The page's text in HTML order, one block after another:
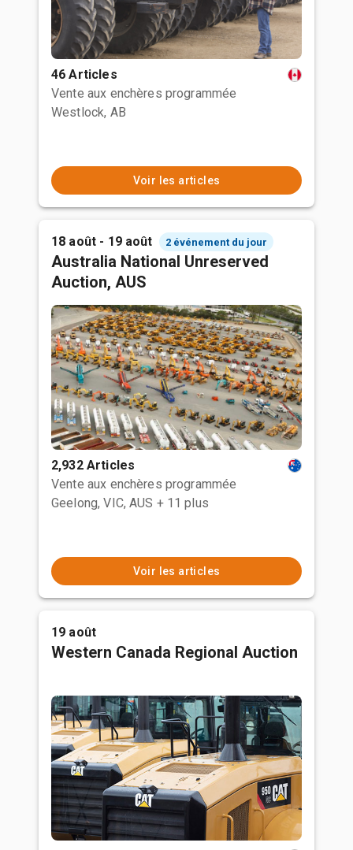
46 Articles
Vente aux enchères programmée
Westlock, AB
Voir les articles
18 août - 19 août 2 événement du jour
Australia National Unreserved
Auction, AUS
2,932 Articles
Vente aux enchères programmée
Geelong, VIC, AUS + 11 plus
Voir les articles
19 août
Western Canada Regional Auction